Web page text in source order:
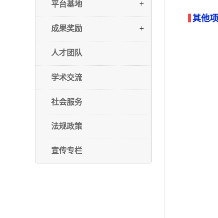
平台基地 +
成果奖励 +
人才团队
学术交流
社会服务
法规政策
宣传专栏
其他